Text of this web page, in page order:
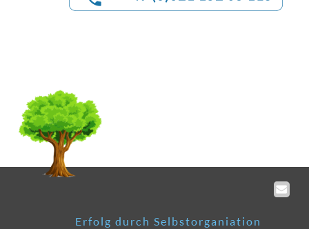
Erfolg durch Selbstorganiation